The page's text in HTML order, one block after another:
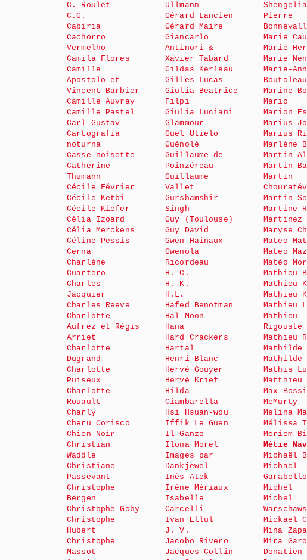
C. Roulet
C.G.
Cabiria
Cachorro
Vermelho
Camila Flores
Camille
Apostolo et
Vincent Barbier
Camille Auvray
Camille Pastel
Carl Gustav
Cartografia
noturna
Casse-noisette
Catherine
Thumann
Cécile Février
Cécile Ketbi
Cécile Kiefer
Célia Izoard
Célia Merckens
Céline Pessis
Cerna
Charlène
Cuartero
Charles
Jacquier
Charles Reeve
Charlotte
Aufrez et Régis
Arriet
Charlotte
Dugrand
Charlotte
Puiseux
Charlotte
Rouault
Charly
Cheru Corisco
Chien Noir
Christian
Waddle
Christiane
Passevant
Christophe
Bergen
Christophe Goby
Christophe
Hubert
Christophe
Massot
Ullmann
Gérard Lancien
Gérard Maire
Giancarlo
Antinori &
Xavier Tabard
Gildas Kerleau
Gilles Lucas
Giulia Beatrice
Filpi
Giulia Luciani
Glammour
Guel Utielo
Guénolé
Guillaume de
Poinzéreau
Guillaume
Vallet
Gurshamshir
Singh
Guy (Toulouse)
Guy David
Gwen Hainaux
Gwenola
Ricordeau
H. C.
H. K.
H.L.
Hafed Benotman
Hal Moon
Hana
Hard Crackers
Hartal
Henri Blanc
Hervé Gouyer
Hervé Krief
Hilda
Ciambarella
Hsi Hsuan-wou
Iffik Le Guen
Il Ganzo
Ilona Morel
Images par
Dankjewel
Inès Atek
Irène Mériaux
Isabelle
Carcelli
Ivan Ellul
J. V.
Jacobo Rivero
Jacques Collin
Pierre
Marie
Marie
Marie
Marie-
Boutoleau
Marine
Mario
Marion
Marius
Marius
Marlène
Martin
Martin
Martin
Martin
Martine
Martinez
Maryse
Mateo
Mateo
Matéo
Mathieu
Mathieu
Mathieu
Mathieu
Mathieu
Rigouste
Mathieu
Mathilde
Mathilde
Mathis
Matthieu
Max
McMurty
Melina
Mélissa
Meriem
Métie
Michaël
Michael
Garabello
Michel
Michel
Mickael
Mina
Mira
Donatien